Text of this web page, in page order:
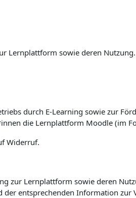
Lernplattform sowie deren Nutzung.
durch E-Learning sowie zur
die Lernplattform Moodle (im
Widerruf.
zur Lernplattform sowie deren
entsprechenden Information zur